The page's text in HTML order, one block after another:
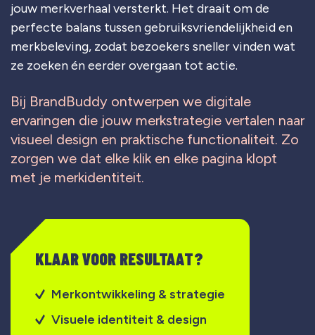
jouw merkverhaal versterkt. Het draait om de
perfecte balans tussen gebruiksvriendelijkheid en
merkbeleving, zodat bezoekers sneller vinden wat
ze zoeken én eerder overgaan tot actie.
Bij BrandBuddy ontwerpen we digitale
ervaringen die jouw merkstrategie vertalen naar
visueel design en praktische functionaliteit. Zo
zorgen we dat elke klik en elke pagina klopt
met je merkidentiteit.
KLAAR VOOR RESULTAAT?
Merkontwikkeling & strategie
Visuele identiteit & design